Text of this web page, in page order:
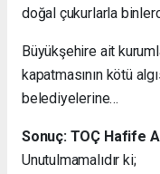
doğal çukurlarla
Büyükşehire ait
kapatmasının kötü
belediyelerine…
Sonuç: TOÇ Hafife
Unutulmamalıdır ki;